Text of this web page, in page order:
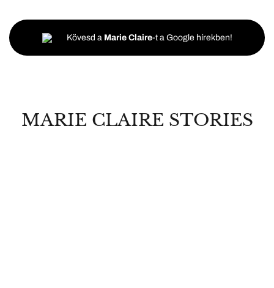
Kövesd a Marie Claire-t a Google hírekben!
MARIE CLAIRE STORIES